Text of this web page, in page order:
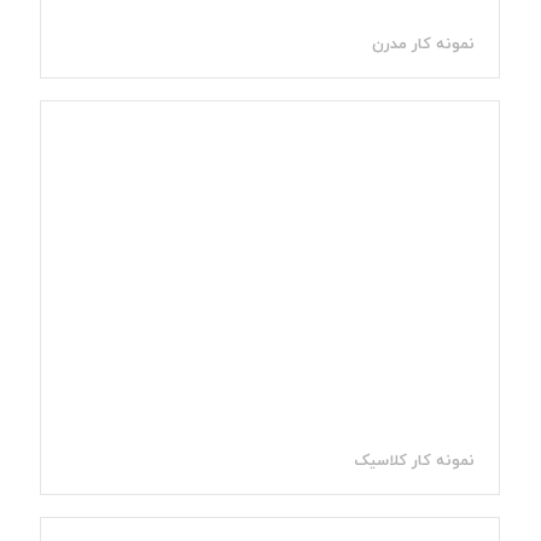
نمونه کار مدرن
نمونه کار کلاسیک